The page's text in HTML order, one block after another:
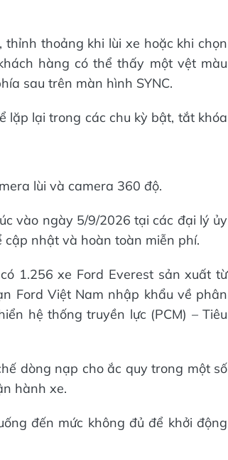
thoảng khi lùi xe hoặc khi chọn
hàng có thể thấy một vệt màu
sau trên màn hình SYNC.
lặp lại trong các chu kỳ bật, tắt khóa
lùi và camera 360 độ.
vào ngày 5/9/2026 tại các đại lý ủy
cập nhật và hoàn toàn miễn phí.
1.256 xe Ford Everest sản xuất từ
Ford Việt Nam nhập khẩu về phân
hệ thống truyền lực (PCM) – Tiêu
dòng nạp cho ắc quy trong một số
hành xe.
đến mức không đủ để khởi động